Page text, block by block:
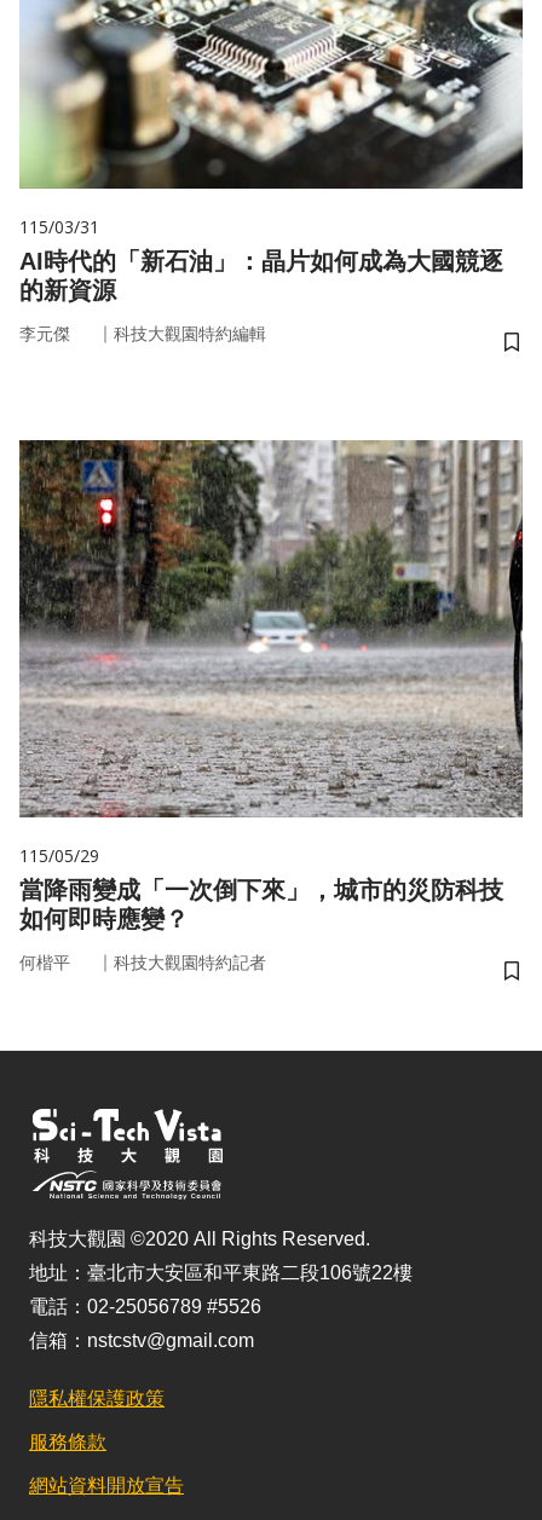
115/03/31
AI時代的「新石油」：晶片如何成為大國競逐
的新資源
李元傑 ｜ 科技大觀園特約編輯
儲
115/05/29
當降雨變成「一次倒下來」，城市的災防科技
如何即時應變？
何楷平 ｜ 科技大觀園特約記者
儲
科技大觀園 ©2020 All Rights Reserved.
地址：臺北市大安區和平東路二段106號22樓
電話：02-25056789 #5526
信箱：nstcstv@gmail.com
隱私權保護政策
服務條款
網站資料開放宣告